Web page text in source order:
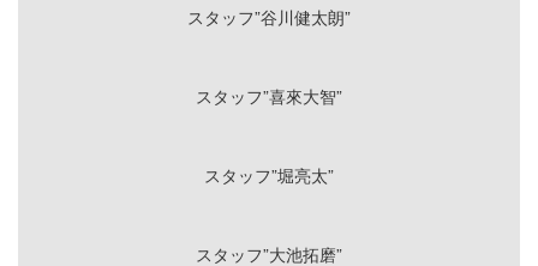
スタッフ”谷川健太朗”
スタッフ”喜來大智”
スタッフ”堀亮太”
スタッフ”大池拓磨”